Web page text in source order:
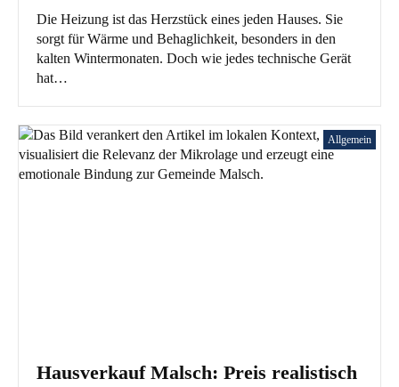
Die Heizung ist das Herzstück eines jeden Hauses. Sie
sorgt für Wärme und Behaglichkeit, besonders in den
kalten Wintermonaten. Doch wie jedes technische Gerät
hat…
Allgemein
Hausverkauf Malsch: Preis realistisch